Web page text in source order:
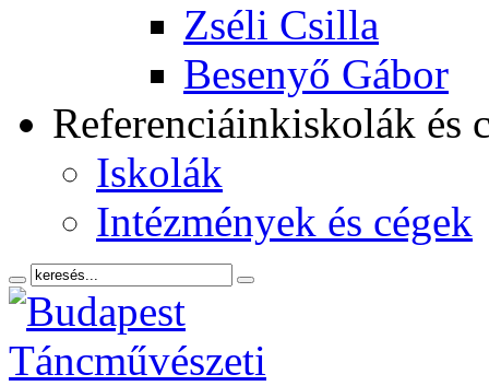
Zséli Csilla
Besenyő Gábor
Referenciáinkiskolák és
Iskolák
Intézmények és cégek